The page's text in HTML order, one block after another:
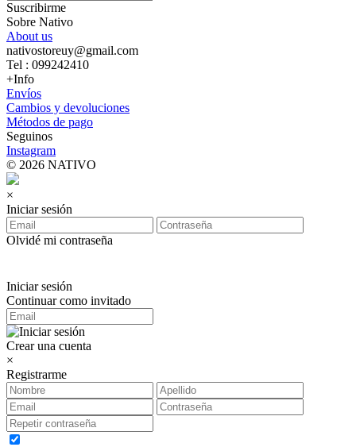
Suscribirme
Sobre Nativo
About us
nativostoreuy@gmail.com
Tel : 099242410
+Info
Envíos
Cambios y devoluciones
Métodos de pago
Seguinos
Instagram
© 2026 NATIVO
×
Iniciar sesión
Olvidé mi contraseña
Iniciar sesión
Continuar como invitado
Crear una cuenta
×
Registrarme